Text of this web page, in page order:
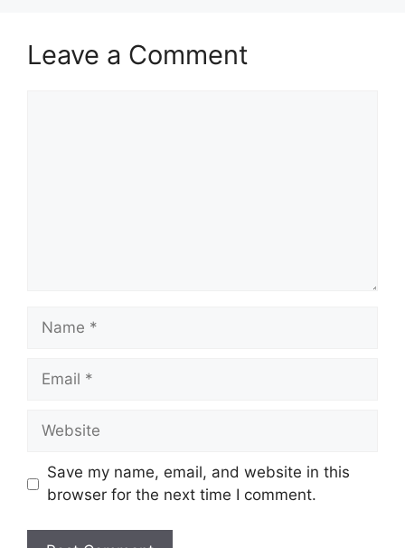
Leave a Comment
Name
Email
Website
Save my name, email, and website in this
browser for the next time I comment.